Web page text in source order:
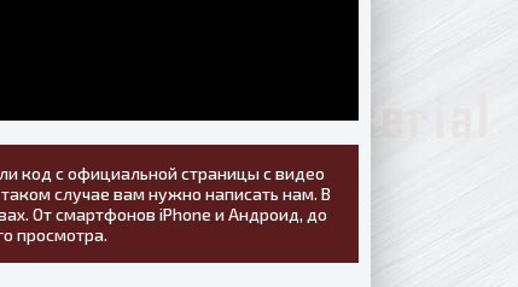
код с официальной страницы с видео
случае вам нужно написать нам. В
От смартфонов iPhone и Андроид, до
просмотра.